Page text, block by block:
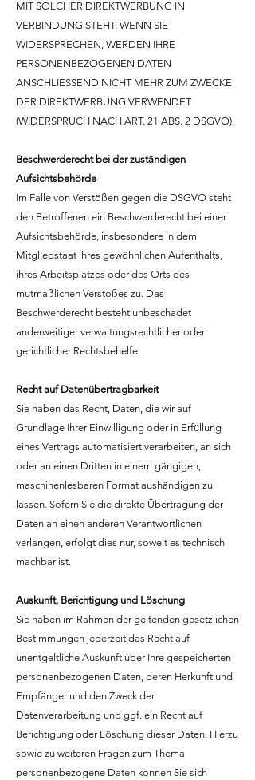
MIT SOLCHER DIREKTWERBUNG IN
VERBINDUNG STEHT. WENN SIE
WIDERSPRECHEN, WERDEN IHRE
PERSONENBEZOGENEN DATEN
ANSCHLIESSEND NICHT MEHR ZUM ZWECKE
DER DIREKTWERBUNG VERWENDET
(WIDERSPRUCH NACH ART. 21 ABS. 2 DSGVO).
Beschwerderecht bei der zuständigen
Aufsichtsbehörde
Im Falle von Verstößen gegen die DSGVO steht
den Betroffenen ein Beschwerderecht bei einer
Aufsichtsbehörde, insbesondere in dem
Mitgliedstaat ihres gewöhnlichen Aufenthalts,
ihres Arbeitsplatzes oder des Orts des
mutmaßlichen Verstoßes zu. Das
Beschwerderecht besteht unbeschadet
anderweitiger verwaltungsrechtlicher oder
gerichtlicher Rechtsbehelfe.
Recht auf Datenübertragbarkeit
Sie haben das Recht, Daten, die wir auf
Grundlage Ihrer Einwilligung oder in Erfüllung
eines Vertrags automatisiert verarbeiten, an sich
oder an einen Dritten in einem gängigen,
maschinenlesbaren Format aushändigen zu
lassen. Sofern Sie die direkte Übertragung der
Daten an einen anderen Verantwortlichen
verlangen, erfolgt dies nur, soweit es technisch
machbar ist.
Auskunft, Berichtigung und Löschung
Sie haben im Rahmen der geltenden gesetzlichen
Bestimmungen jederzeit das Recht auf
unentgeltliche Auskunft über Ihre gespeicherten
personenbezogenen Daten, deren Herkunft und
Empfänger und den Zweck der
Datenverarbeitung und ggf. ein Recht auf
Berichtigung oder Löschung dieser Daten. Hierzu
sowie zu weiteren Fragen zum Thema
personenbezogene Daten können Sie sich